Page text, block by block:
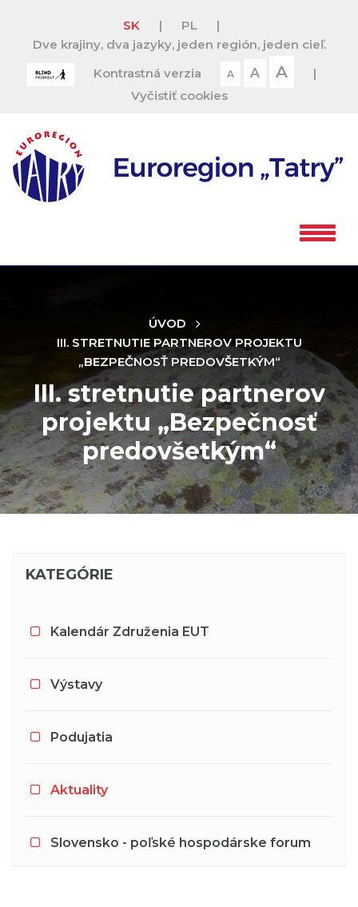
SK | PL
|
Dve krajiny, dva jazyky, jeden región, jeden cieľ.
Kontrastná verzia
A A A
|
Vyčistiť cookies
ÚVOD
III. STRETNUTIE PARTNEROV PROJEKTU
„BEZPEČNOSŤ PREDOVŠETKÝM“
III. stretnutie partnerov
projektu „Bezpečnosť
predovšetkým“
KATEGÓRIE
Kalendár Združenia EUT
Výstavy
Podujatia
Aktuality
Slovensko - poľské hospodárske forum